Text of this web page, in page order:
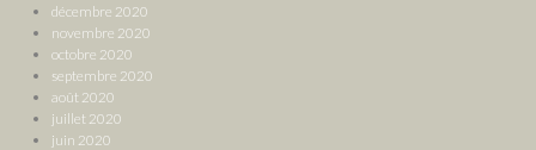
décembre 2020
novembre 2020
octobre 2020
septembre 2020
août 2020
juillet 2020
juin 2020